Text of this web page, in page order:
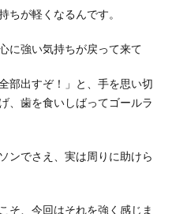
ちが軽くなるんです。
に強い気持ちが戻って来て
部出すぞ！」と、手を思い切
、歯を食いしばってゴールラ
ンでさえ、実は周りに助けら
そ、今回はそれを強く感じま